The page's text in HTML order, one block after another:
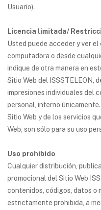
Usuario).
Licencia limitada/
Usted puede acceder y ver
computadora o desde
indique de otra manera en
Sitio Web del ISSSTELEON,
impresiones individuales del
personal, interno
Sitio Web y de los servicios
Web, son sólo para su uso
Uso prohibido
Cualquier distribución,
promocional del Sitio Web
contenidos, códigos, datos o
estrictamente prohibida, a